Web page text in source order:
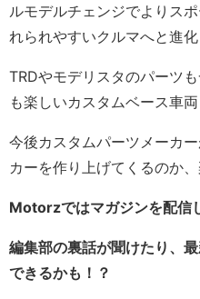
ルモデルチェンジでよりス
れられやすいクルマへと進化
TRDやモデリスタのパーツ
も楽しいカスタムベース車
今後カスタムパーツメーカ
カーを作り上げてくるのか
Motorzではマガジンを配信
編集部の裏話が聞けたり、
できるかも！？